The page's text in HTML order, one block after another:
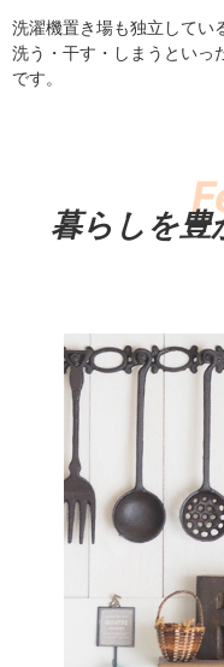
洗濯機置き場も独立してい
洗う・干す・しまうといっ
です。
暮らしを豊